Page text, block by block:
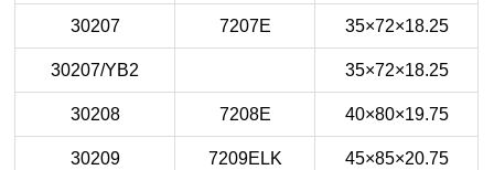
30207 7207E 35×72×18.25
30207/YB2 35×72×18.25
30208 7208E 40×80×19.75
30209 7209ELK 45×85×20.75